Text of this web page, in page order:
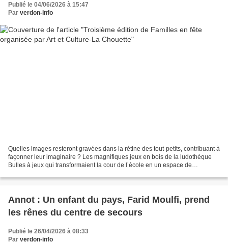
Publié le 04/06/2026 à 15:47
Par verdon-info
Quelles images resteront gravées dans la rétine des tout-petits, contribuant à
façonner leur imaginaire ? Les magnifiques jeux en bois de la ludothèque
Bulles à jeux qui transformaient la cour de l’école en un espace de
Annot : Un enfant du pays, Farid Moulfi, prend
les rênes du centre de secours
Publié le 26/04/2026 à 08:33
Par verdon-info